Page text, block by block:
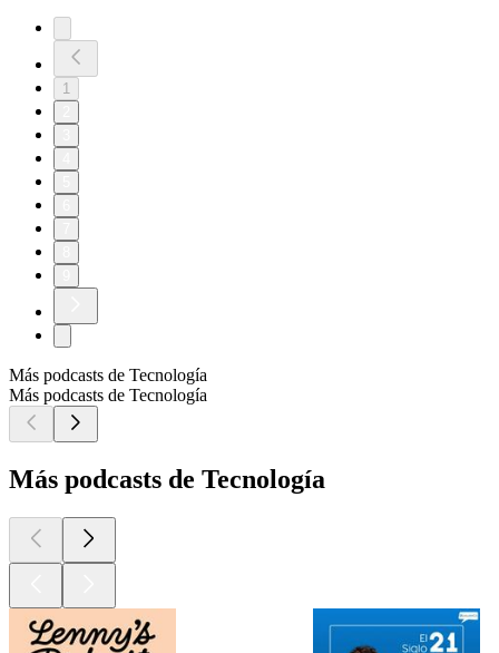
1
Más podcasts de Tecnología
Más podcasts de Tecnología
Más podcasts de Tecnología